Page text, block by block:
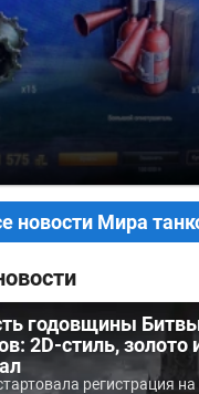
новости Мира
годовщины
2D-стиль, золото
регистрация